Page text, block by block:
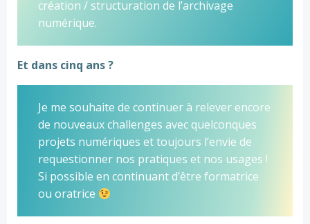
création / structuration de l’archivage
numérique.
Et dans cinq ans ?
Je me souhaite de continuer à relever encore
de nouveaux challenges avec quelconques
projets numériques et toujours l’envie de
requestionner nos pratiques et nos usages !
Si possible en continuant d’être formatrice
ou oratrice